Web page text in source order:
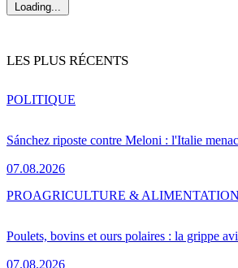
Loading...
LES PLUS RÉCENTS
Sánchez riposte contre Meloni : l'Italie
07.08.2026
POLITIQUE
Poulets, bovins et ours polaires : la grippe
07.08.2026
PROAGRICULTURE & ALIMENTATION